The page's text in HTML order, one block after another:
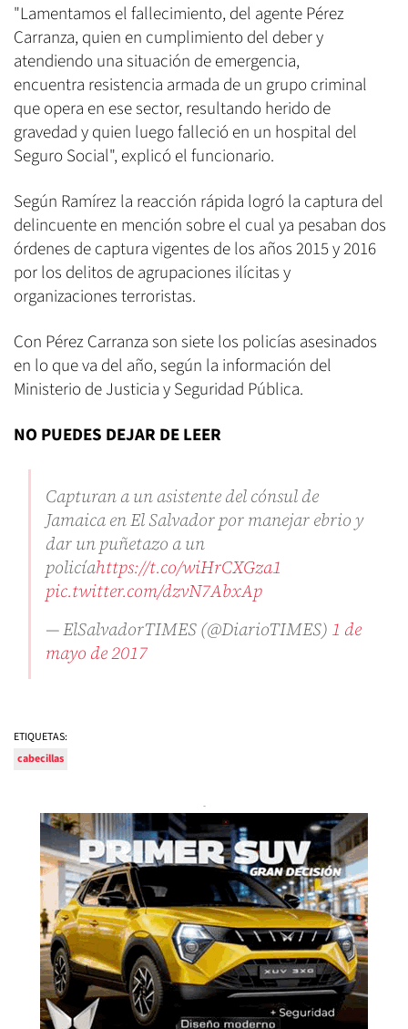
"Lamentamos el fallecimiento, del agente Pérez
Carranza, quien en cumplimiento del deber y
atendiendo una situación de emergencia,
encuentra resistencia armada de un grupo criminal
que opera en ese sector, resultando herido de
gravedad y quien luego falleció en un hospital del
Seguro Social", explicó el funcionario.
Según Ramírez la reacción rápida logró la captura del
delincuente en mención sobre el cual ya pesaban dos
órdenes de captura vigentes de los años 2015 y 2016
por los delitos de agrupaciones ilícitas y
organizaciones terroristas.
Con Pérez Carranza son siete los policías asesinados
en lo que va del año, según la información del
Ministerio de Justicia y Seguridad Pública.
NO PUEDES DEJAR DE LEER
Capturan a un asistente del cónsul de
Jamaica en El Salvador por manejar ebrio y
dar un puñetazo a un
policíahttps://t.co/wiHrCXGza1
pic.twitter.com/dzvN7AbxAp
— ElSalvadorTIMES (@DiarioTIMES) 1 de
mayo de 2017
ETIQUETAS:
cabecillas